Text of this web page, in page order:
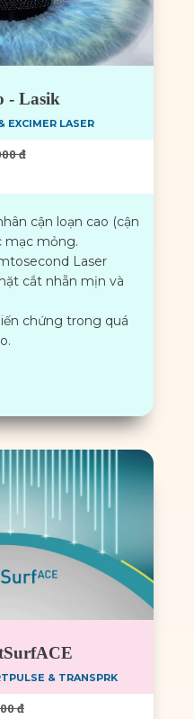
- Lasik
EXCIMER LASER
cận loạn cao (cận
mạc mỏng.
Laser
cắt nhẵn mịn và
chứng trong quá
đ
& TRANSPRK
đ